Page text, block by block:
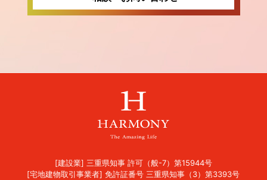
[建設業] 三重県知事 許可（般-7）第15944号
[宅地建物取引事業者] 免許証番号 三重県知事（3）第3393号